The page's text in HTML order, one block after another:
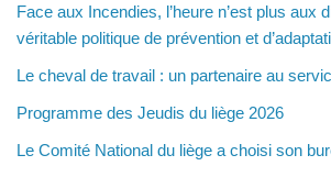
Face aux Incendies, l’heure n’est plus aux
véritable politique de prévention et
Le cheval de travail : un partenaire au
Programme des Jeudis du liège 2026
Le Comité National du liège a choisi son